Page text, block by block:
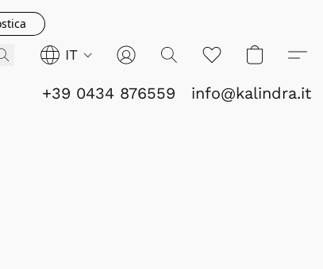
IT
+39 0434 876559 info@kalindra.it